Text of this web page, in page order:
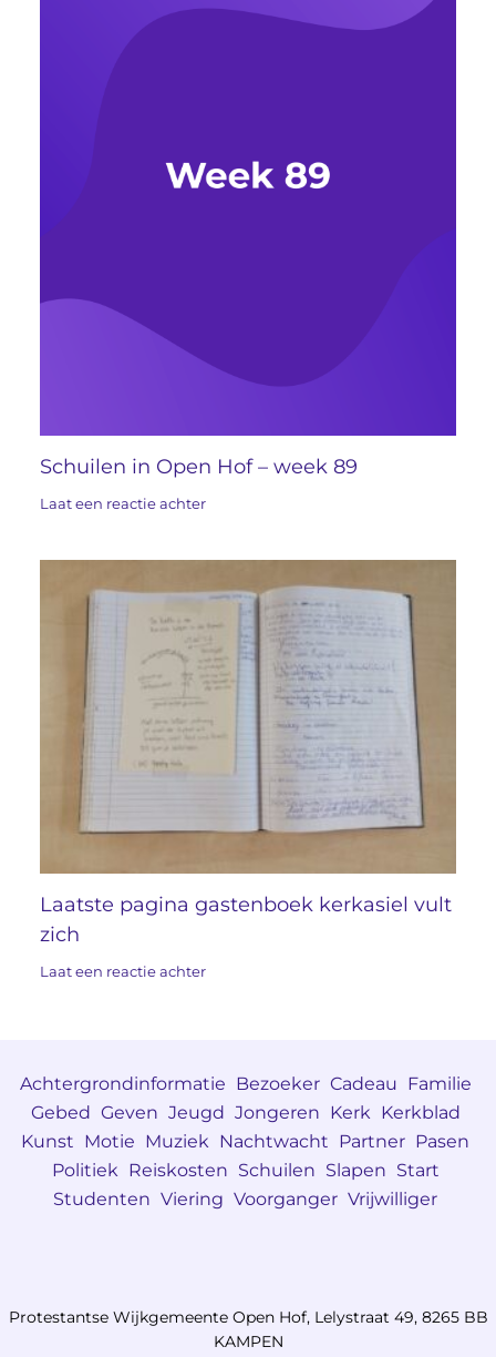
Schuilen in Open Hof – week 89
Laat een reactie achter
Laatste pagina gastenboek kerkasiel vult
zich
Laat een reactie achter
Achtergrondinformatie Bezoeker Cadeau Familie
Gebed Geven Jeugd Jongeren Kerk Kerkblad
Kunst Motie Muziek Nachtwacht Partner Pasen
Politiek Reiskosten Schuilen Slapen Start
Studenten Viering Voorganger Vrijwilliger
Protestantse Wijkgemeente Open Hof, Lelystraat 49, 8265 BB
KAMPEN